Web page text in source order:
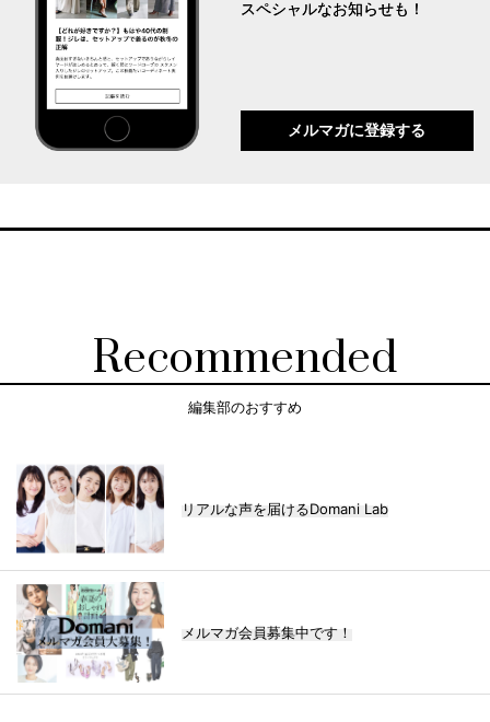
スペシャルなお知らせも！
メルマガに登録する
Recommended
編集部のおすすめ
リアルな声を届けるDomani Lab
メルマガ会員募集中です！